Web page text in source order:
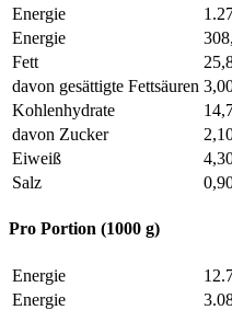
Energie
Energie
Fett
davon gesättigte Fettsäuren
Kohlenhydrate
davon Zucker
Eiweiß
Salz
Pro Portion (1000 g)
Energie
Energie